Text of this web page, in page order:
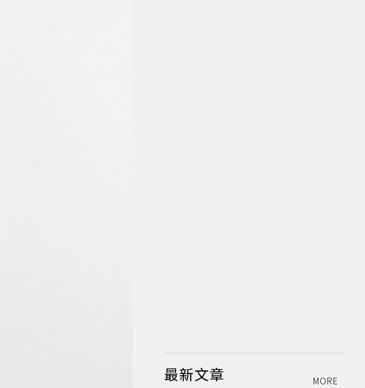
最新文章 MORE